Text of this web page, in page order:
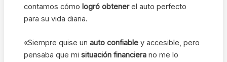
contamos cómo logró obtenerel auto perfecto
para su vida diaria.
«Siempre quise unauto confiable y accesible, pero
pensaba que misituación financiera no me lo